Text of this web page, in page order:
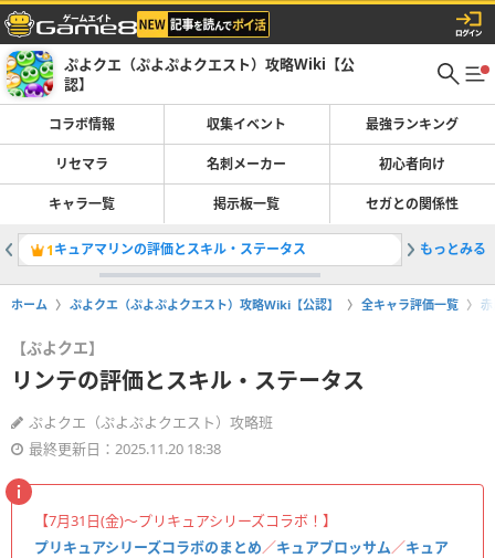
ぷよクエ（ぷよぷよクエスト）攻略Wiki【公
認】
コラボ情報 収集イベント 最強ランキング
リセマラ 名刺メーカー 初心者向け
キャラ一覧 掲示板一覧 セガとの関係性
1キュアマリンの評価とスキル・ステータス 2
もっとみる
ホーム ぷよクエ（ぷよぷよクエスト）攻略Wiki【公認】 全キャラ評価一覧
【ぷよクエ】
リンテの評価とスキル・ステータス
ぷよクエ（ぷよぷよクエスト）攻略班
最終更新日：2025.11.20 18:38
【7月31日(金)〜プリキュアシリーズコラボ！】
プリキュアシリーズコラボのまとめ／キュアブロッサム／キュア